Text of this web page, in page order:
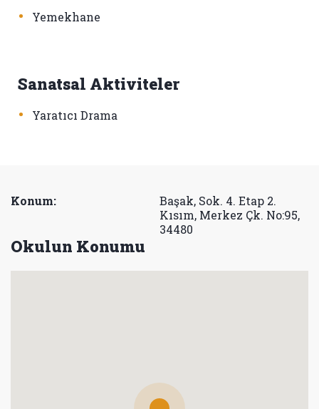
• Yemekhane
Sanatsal Aktiviteler
• Yaratıcı Drama
Konum:
Başak, Sok. 4. Etap 2.
Kısım, Merkez Çk. No:95,
34480
Okulun Konumu